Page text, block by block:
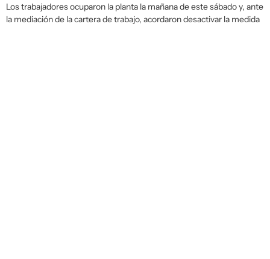
Los trabajadores ocuparon la planta la mañana de este sábado y, ante
la mediación de la cartera de trabajo, acordaron desactivar la medida